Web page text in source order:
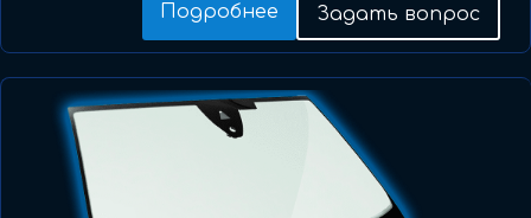
Подробнее Задать вопрос